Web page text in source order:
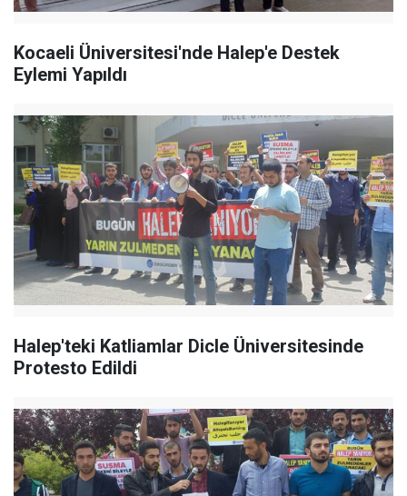
Kocaeli Üniversitesi'nde Halep'e Destek
Eylemi Yapıldı
Halep'teki Katliamlar Dicle Üniversitesinde
Protesto Edildi